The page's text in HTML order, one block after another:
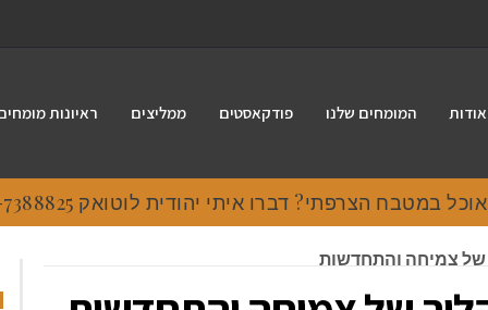
אודות המומחים שלנו פודקאסטים ממליצים ראיונות
במטבח הצרפתי? דברו איתי יהודית לוטואק 054-7388825.
של צמיחה והתחדשות